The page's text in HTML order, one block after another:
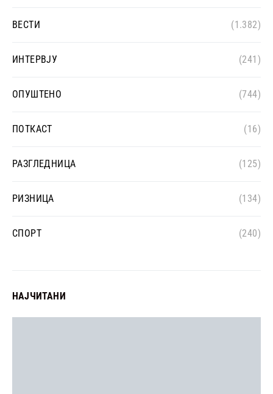
ВЕСТИ (1.382)
ИНТЕРВЈУ (241)
ОПУШТЕНО (744)
ПОТКАСТ (16)
РАЗГЛЕДНИЦА (125)
РИЗНИЦА (134)
СПОРТ (240)
НАЈЧИТАНИ